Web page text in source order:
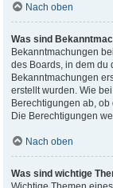
Nach oben
Was sind
Bekanntmachungen
des Boards, in dem du
Bekanntmachungen
erstellt wurden. Wie
Berechtigungen ab,
Die Berechtigungen
Nach oben
Was sind wichtige